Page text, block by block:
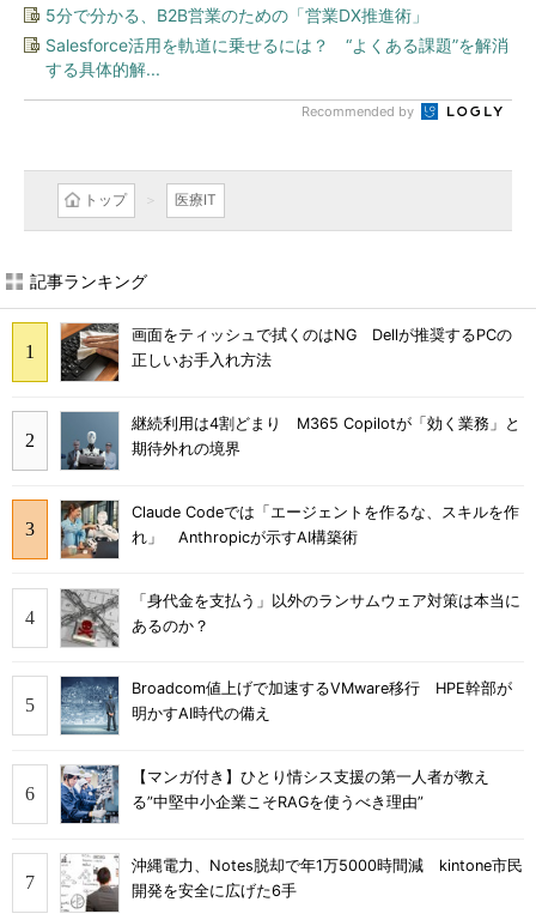
5分で分かる、B2B営業のための「営業DX推進術」
Salesforce活用を軌道に乗せるには？ “よくある課題”を解消
する具体的解...
Recommended by
トップ 医療IT
記事ランキング
画面をティッシュで拭くのはNG Dellが推奨するPCの
正しいお手入れ方法
継続利用は4割どまり M365 Copilotが「効く業務」と
期待外れの境界
Claude Codeでは「エージェントを作るな、スキルを作
れ」 Anthropicが示すAI構築術
「身代金を支払う」以外のランサムウェア対策は本当に
あるのか？
Broadcom値上げで加速するVMware移行 HPE幹部が
明かすAI時代の備え
【マンガ付き】ひとり情シス支援の第一人者が教え
る”中堅中小企業こそRAGを使うべき理由”
沖縄電力、Notes脱却で年1万5000時間減 kintone市民
開発を安全に広げた6手